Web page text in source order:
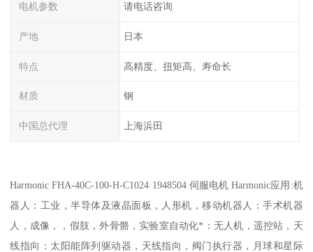
电机参数 请电话咨询
产地 日本
特点 高精度、扭矩高、寿命长
材质 钢
中国总代理 上海浜田
Harmonic FHA-40C-100-H-C1024 1948504 伺服电机 Harmonic应用:机
器人：工业，半导体及液晶面板，人形机，移动机器人：手术机器
人，成像，，假肢，外骨骼，实验室自动化*：无人机，遥控站，天
线指向：太阳能阵列驱动器，天线指向，阀门执行器，月球和星际